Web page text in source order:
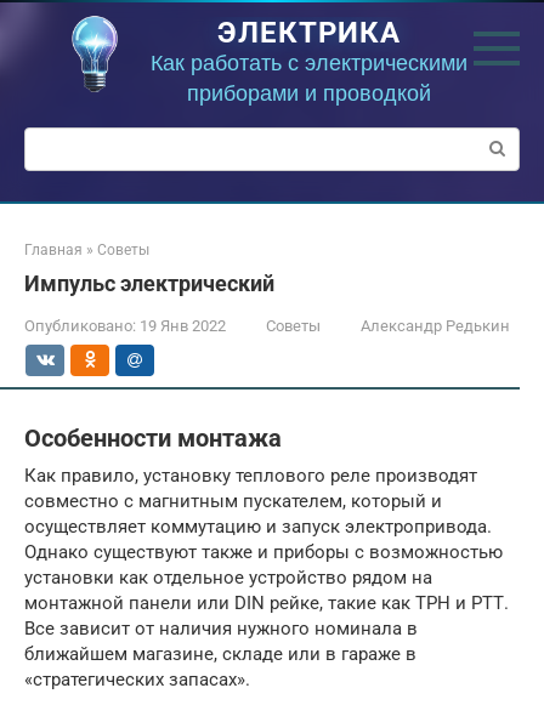
ЭЛЕКТРИКА
Как работать с электрическими
приборами и проводкой
Поиск:
Главная » Советы
Импульс электрический
Опубликовано: 19 Янв 2022 Советы Александр Редькин
Особенности монтажа
Как правило, установку теплового реле производят
совместно с магнитным пускателем, который и
осуществляет коммутацию и запуск электропривода.
Однако существуют также и приборы с возможностью
установки как отдельное устройство рядом на
монтажной панели или DIN рейке, такие как ТРН и РТТ.
Все зависит от наличия нужного номинала в
ближайшем магазине, складе или в гараже в
«стратегических запасах».